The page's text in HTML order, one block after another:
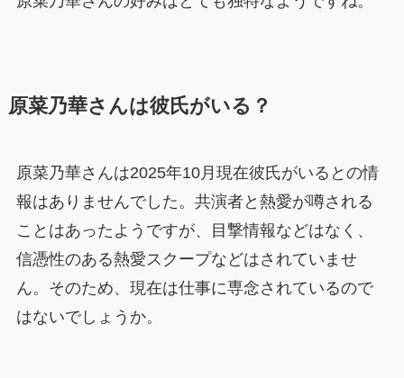
原菜乃華さんは彼氏がいる？
原菜乃華さんは2025年10月現在彼氏がいるとの情
報はありませんでした。共演者と熱愛が噂される
ことはあったようですが、目撃情報などはなく、
信憑性のある熱愛スクープなどはされていませ
ん。そのため、現在は仕事に専念されているので
はないでしょうか。